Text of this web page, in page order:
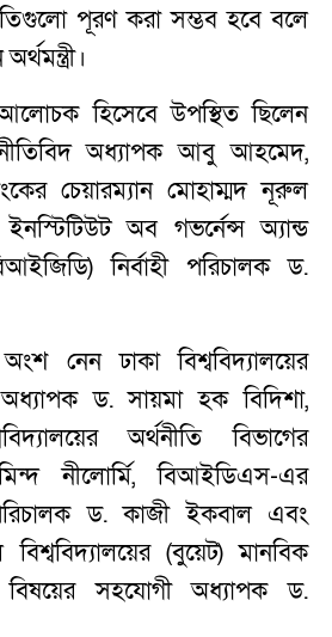
পূরণ করা সম্ভব হবে বলে
আলোচক হিসেবে উপস্থিত ছিলেন
অধ্যাপক আবু আহমেদ,
চেয়ারম্যান মোহাম্মদ নূরুল
অব গভর্নেন্স অ্যান্ড
নির্বাহী পরিচালক ড.
নেন ঢাকা বিশ্ববিদ্যালয়ের
অধ্যাপক ড. সায়মা হক বিদিশা,
অর্থনীতি বিভাগের
নীলোর্মি, বিআইডিএস-এর
ড. কাজী ইকবাল এবং
(বুয়েট) মানবিক
বিষয়ের সহযোগী অধ্যাপক ড.